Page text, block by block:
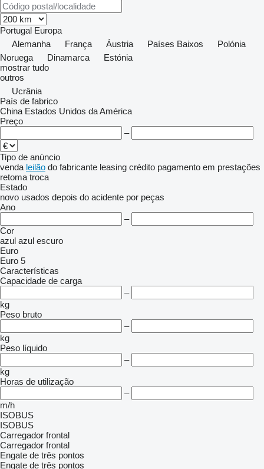
Portugal Europa
Alemanha
França Áustria Países Baixos
Polónia
Noruega
Dinamarca
Estónia
mostrar tudo
outros
Ucrânia
País de fabrico
China Estados Unidos da América
Preço
–
Tipo de anúncio
venda leilão do fabricante leasing crédito pagamento em prestações
retoma troca
Estado
novo usados depois do acidente por peças
Ano
–
Cor
azul azul escuro
Euro
Euro 5
Características
Capacidade de carga
–
kg
Peso bruto
–
kg
Peso líquido
–
kg
Horas de utilização
–
m/h
ISOBUS
ISOBUS
Carregador frontal
Carregador frontal
Engate de três pontos
Engate de três pontos